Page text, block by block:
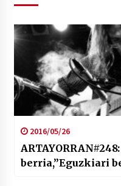
2016/05/26
ARTAYORRAN#248: Joseba B. Lenoirrek lan
berria,”Eguzkiari